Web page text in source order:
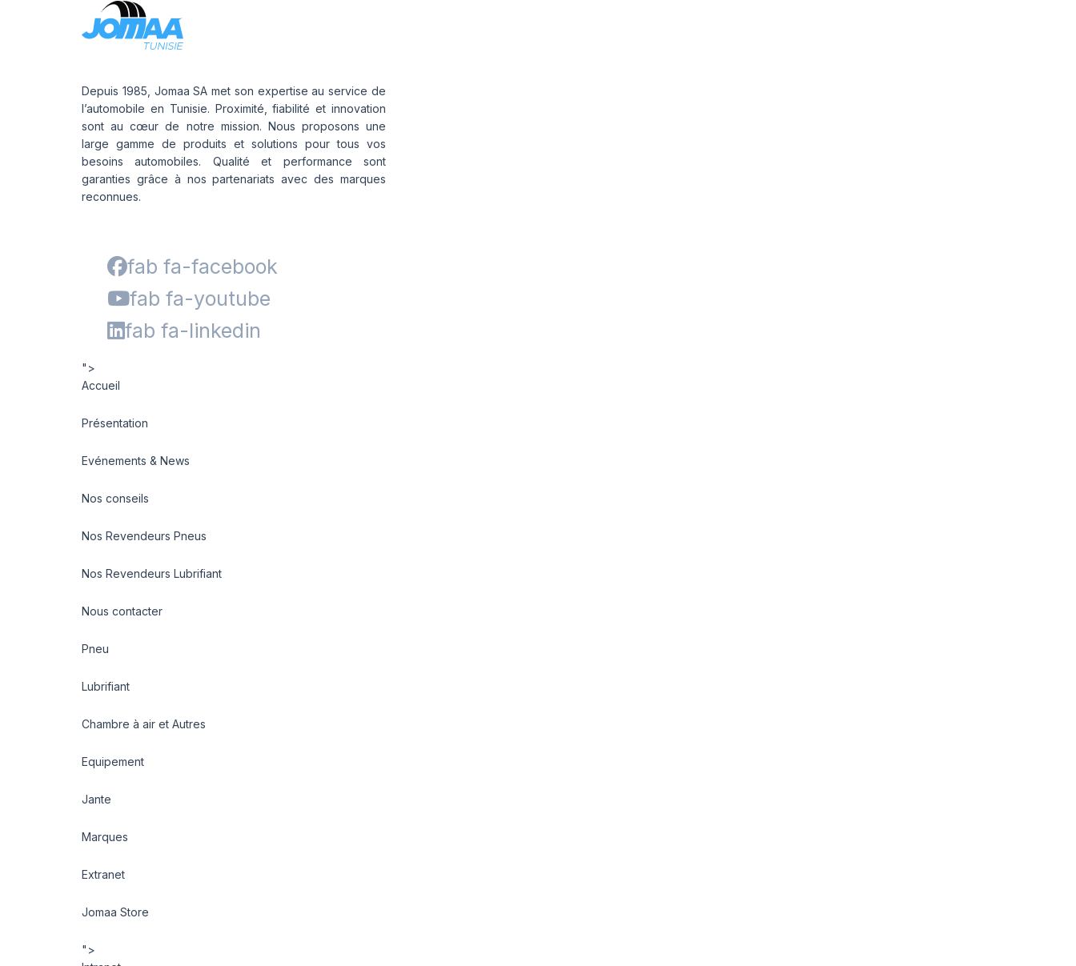
Depuis 1985, Jomaa SA met son expertise au service de
l’automobile en Tunisie. Proximité, fiabilité et innovation
sont au cœur de notre mission. Nous proposons une
large gamme de produits et solutions pour tous vos
besoins automobiles. Qualité et performance sont
garanties grâce à nos partenariats avec des marques
reconnues.
fab fa-facebook
fab fa-youtube
fab fa-linkedin
">
Accueil
Présentation
Evénements & News
Nos conseils
Nos Revendeurs Pneus
Nos Revendeurs Lubrifiant
Nous contacter
Pneu
Lubrifiant
Chambre à air et Autres
Equipement
Jante
Marques
Extranet
Jomaa Store
">